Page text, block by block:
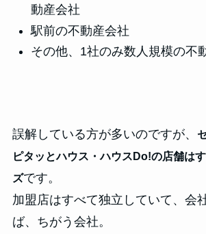
動産会社
駅前の不動産会社
その他、1社のみ数人規模の不
誤解している方が多いのですが、
ピタッとハウス・ハウスDo!の店舗は
ズです。
加盟店はすべて独立していて、会
ば、ちがう会社。